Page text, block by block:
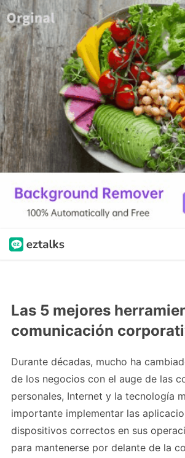
Las 5 mejores
comunicación
Durante décadas, mucho ha
de los negocios con el auge de las
personales, Internet y la tecnología
importante implementar las
dispositivos correctos en sus
para mantenerse por delante de la